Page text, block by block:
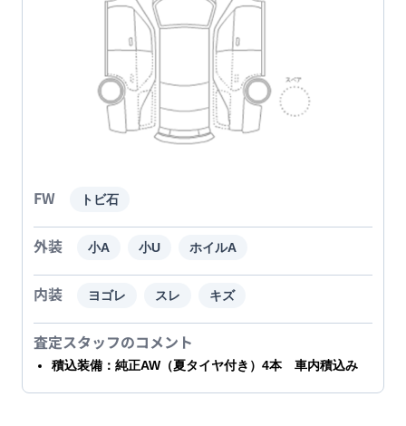
FW トビ石
外装 小A 小U ホイルA
内装 ヨゴレ スレ キズ
査定スタッフのコメント
積込装備：純正AW（夏タイヤ付き）4本 車内積込み